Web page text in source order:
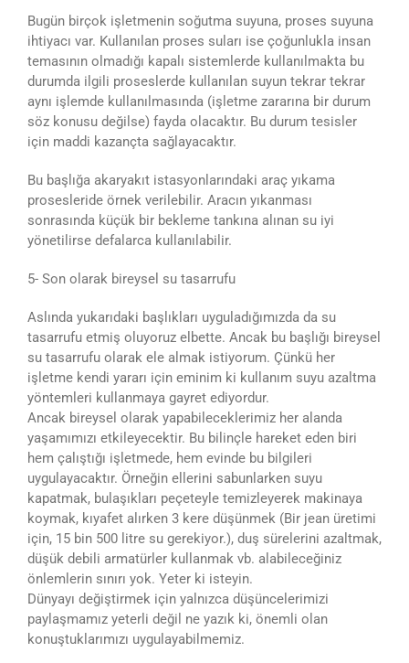
Bugün birçok işletmenin soğutma suyuna, proses suyuna
ihtiyacı var. Kullanılan proses suları ise çoğunlukla insan
temasının olmadığı kapalı sistemlerde kullanılmakta bu
durumda ilgili proseslerde kullanılan suyun tekrar tekrar
aynı işlemde kullanılmasında (işletme zararına bir durum
söz konusu değilse) fayda olacaktır. Bu durum tesisler
için maddi kazançta sağlayacaktır.
Bu başlığa akaryakıt istasyonlarındaki araç yıkama
prosesleride örnek verilebilir. Aracın yıkanması
sonrasında küçük bir bekleme tankına alınan su iyi
yönetilirse defalarca kullanılabilir.
5- Son olarak bireysel su tasarrufu
Aslında yukarıdaki başlıkları uyguladığımızda da su
tasarrufu etmiş oluyoruz elbette. Ancak bu başlığı bireysel
su tasarrufu olarak ele almak istiyorum. Çünkü her
işletme kendi yararı için eminim ki kullanım suyu azaltma
yöntemleri kullanmaya gayret ediyordur.
Ancak bireysel olarak yapabileceklerimiz her alanda
yaşamımızı etkileyecektir. Bu bilinçle hareket eden biri
hem çalıştığı işletmede, hem evinde bu bilgileri
uygulayacaktır. Örneğin ellerini sabunlarken suyu
kapatmak, bulaşıkları peçeteyle temizleyerek makinaya
koymak, kıyafet alırken 3 kere düşünmek (Bir jean üretimi
için, 15 bin 500 litre su gerekiyor.), duş sürelerini azaltmak,
düşük debili armatürler kullanmak vb. alabileceğiniz
önlemlerin sınırı yok. Yeter ki isteyin.
Dünyayı değiştirmek için yalnızca düşüncelerimizi
paylaşmamız yeterli değil ne yazık ki, önemli olan
konuştuklarımızı uygulayabilmemiz.